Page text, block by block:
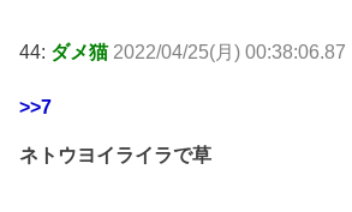
44: ダメ猫 2022/04/25(月) 00:38:06.87
>>7
ネトウヨイライラで草